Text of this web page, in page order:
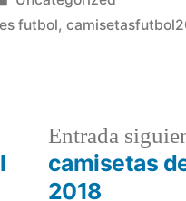
en
futbol,
Entrada
camisetas
2018